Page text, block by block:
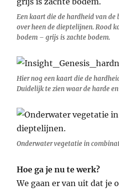
Een kaart die de hardheid van
over heen de dieptelijnen. Rood
bodem – grijs is zachte bodem.
Hier nog een kaart die de
Duidelijk te zien waar de harde
Onderwater vegetatie in
Hoe ga je nu te werk?
We gaan er van uit dat je